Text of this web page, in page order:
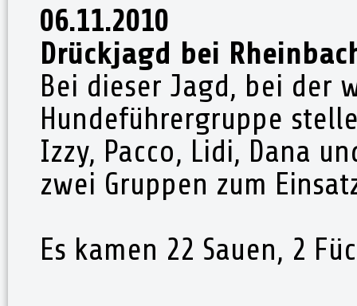
06.11.2010
Drückjagd bei
Bei dieser Jagd, bei der
Hundeführergruppe
Izzy, Pacco, Lidi, Dana
zwei Gruppen zum
Es kamen 22 Sauen, 2